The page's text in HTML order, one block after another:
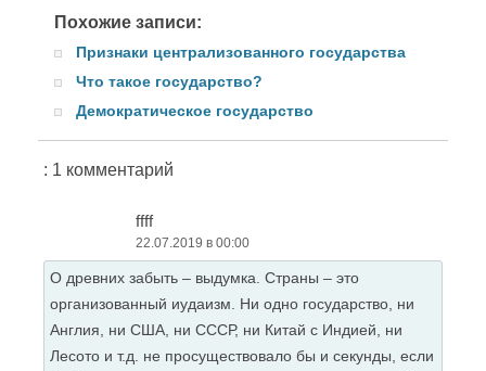
Похожие записи:
Признаки централизованного государства
Что такое государство?
Демократическое государство
: 1 комментарий
ffff
22.07.2019 в 00:00
О древних забыть – выдумка. Страны – это
организованный иудаизм. Ни одно государство, ни
Англия, ни США, ни СССР, ни Китай с Индией, ни
Лесото и т.д. не просуществовало бы и секунды, если